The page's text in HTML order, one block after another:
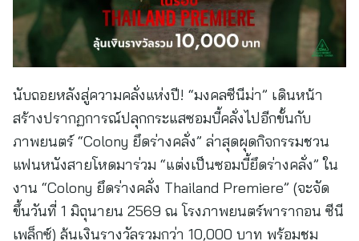
นับถอยหลังสู่ความคลั่งแห่งปี! “มงคลซีนีม่า” เดินหน้า
สร้างปรากฏการณ์ปลุกกระแสซอมบี้คลั่งไปอีกขั้นกับ
ภาพยนตร์ “Colony ยึดร่างคลั่ง” ล่าสุดผุดกิจกรรมชวน
แฟนหนังสายโหดมาร่วม “แต่งเป็นซอมบี้ยึดร่างคลั่ง” ใน
งาน “Colony ยึดร่างคลั่ง Thailand Premiere” (จะจัด
ขึ้นวันที่ 1 มิถุนายน 2569 ณ โรงภาพยนตร์พารากอน ซีนี
เพล็กซ์) ลุ้นเงินรางวัลรวมกว่า 10,000 บาท พร้อมชม